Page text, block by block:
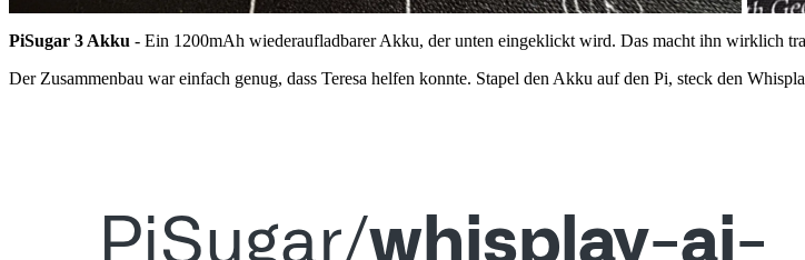
PiSugar 3 Akku - Ein 1200mAh wiederaufladbarer Akku, der unten eingeklickt wird. Das macht ihn wirklich
Der Zusammenbau war einfach genug, dass Teresa helfen konnte. Stapel den Akku auf den Pi, steck den